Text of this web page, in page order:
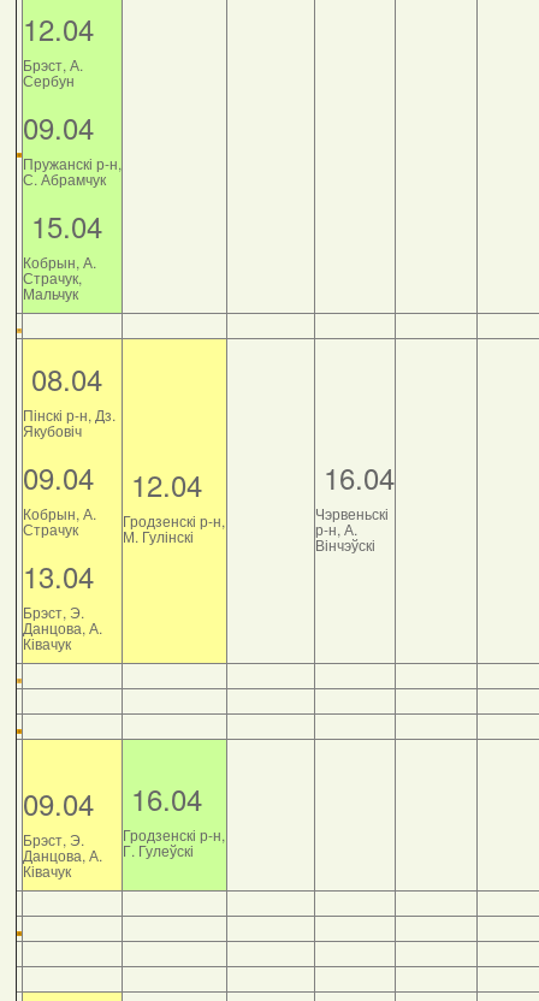
12.04
Брэст, А.
Сербун
09.04
Пружанскі р-н,
С. Абрамчук
15.04
Кобрын, А.
Страчук,
Мальчук
08.04
Пінскі р-н, Дз.
Якубовіч
09.04
Кобрын, А.
Страчук
13.04
Брэст, Э.
Данцова, А.
Ківачук
12.04
Гродзенскі р-н,
М. Гулінскі
16.04
Чэрвеньскі
р-н, А.
Вінчэўскі
09.04
Брэст, Э.
Данцова, А.
Ківачук
16.04
Гродзенскі р-н,
Г. Гулеўскі